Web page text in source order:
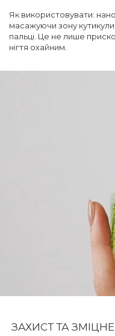
Як використовувати:
масажуючи зону
пальці. Це не лише
нігтя охайним.
ЗАХИСТ ТА